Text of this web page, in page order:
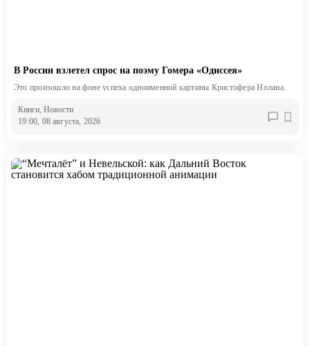
В России взлетел спрос на поэму Гомера «Одиссея»
Это произошло на фоне успеха одноименной картины Кристофера Нолана.
Книги, Новости
19:00, 08 августа, 2026